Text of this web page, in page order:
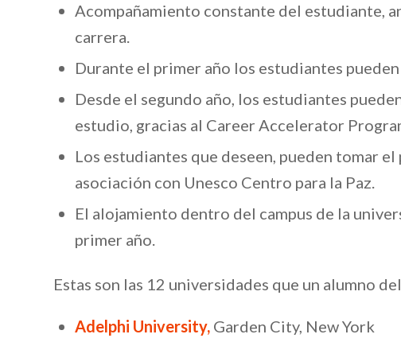
Acompañamiento constante del estudiante,
carrera.
Durante el primer año los estudiantes
Desde el segundo año, los estudiantes
estudio, gracias al Career Accelerator
Los estudiantes que deseen, pueden tomar
asociación con Unesco Centro para la Paz.
El alojamiento dentro del campus de la
primer año.
Estas son las 12 universidades que un alumno
Adelphi University, Garden City, New York